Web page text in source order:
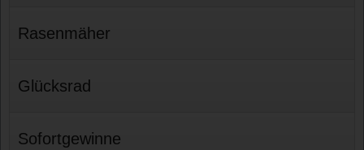
Rasenmäher
Glücksrad
Sofortgewinne